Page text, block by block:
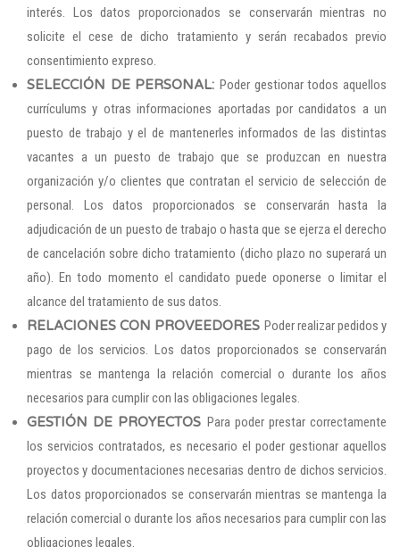
interés. Los datos proporcionados se conservarán mientras no
solicite el cese de dicho tratamiento y serán recabados previo
consentimiento expreso.
SELECCIÓN DE PERSONAL: Poder gestionar todos aquellos
currículums y otras informaciones aportadas por candidatos a un
puesto de trabajo y el de mantenerles informados de las distintas
vacantes a un puesto de trabajo que se produzcan en nuestra
organización y/o clientes que contratan el servicio de selección de
personal. Los datos proporcionados se conservarán hasta la
adjudicación de un puesto de trabajo o hasta que se ejerza el derecho
de cancelación sobre dicho tratamiento (dicho plazo no superará un
año). En todo momento el candidato puede oponerse o limitar el
alcance del tratamiento de sus datos.
RELACIONES CON PROVEEDORES Poder realizar pedidos y
pago de los servicios. Los datos proporcionados se conservarán
mientras se mantenga la relación comercial o durante los años
necesarios para cumplir con las obligaciones legales.
GESTIÓN DE PROYECTOS Para poder prestar correctamente
los servicios contratados, es necesario el poder gestionar aquellos
proyectos y documentaciones necesarias dentro de dichos servicios.
Los datos proporcionados se conservarán mientras se mantenga la
relación comercial o durante los años necesarios para cumplir con las
obligaciones legales.